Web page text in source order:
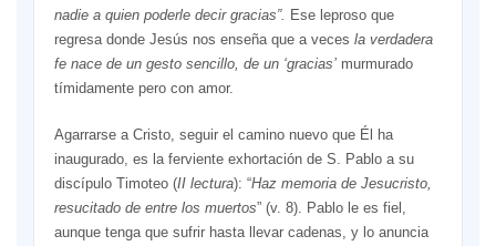
nadie a quien poderle decir gracias”. Ese leproso que
regresa donde Jesús nos enseña que a veces la verdadera
fe nace de un gesto sencillo, de un ‘gracias’murmurado
tímidamente pero con amor.
Agarrarse a Cristo, seguir el camino nuevo que Él ha
inaugurado, es la ferviente exhortación de S. Pablo a su
discípulo Timoteo (II lectura): “Haz memoria de Jesucristo,
resucitado de entre los muertos” (v. 8). Pablo le es fiel,
aunque tenga que sufrir hasta llevar cadenas, y lo anuncia